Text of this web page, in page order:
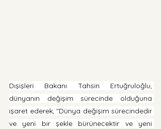
Dışişleri Bakanı Tahsin Ertuğruloğlu,
dünyanın değişim sürecinde olduğuna
işaret ederek, "Dünya değişim sürecindedir
ve yeni bir şekle bürünecektir ve yeni